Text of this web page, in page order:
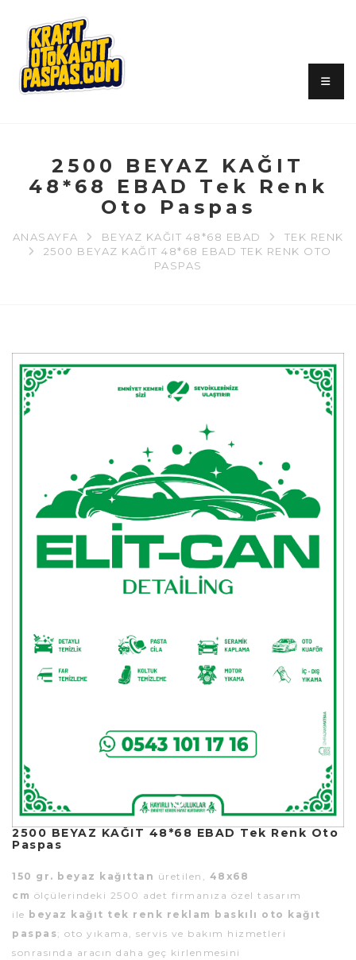
2500 BEYAZ KAĞIT
48*68 EBAD Tek Renk
Oto Paspas
ANASAYFA BEYAZ KAĞIT 48*68 EBAD
TEK RENK
2500 BEYAZ KAĞIT 48*68 EBAD TEK RENK OTO
PASPAS
2500 BEYAZ KAĞIT 48*68 EBAD Tek Renk Oto
Paspas
150 gr. beyaz kağıttan üretilen, 48x68
cm ölçülerindeki 2500 adet firmanıza özel tasarım
ile beyaz kağıt tek renk reklam baskılı oto kağıt
paspas; oto yıkama, servis ve bakım hizmetleri
sonrasında aracın daha geç kirlenmesini